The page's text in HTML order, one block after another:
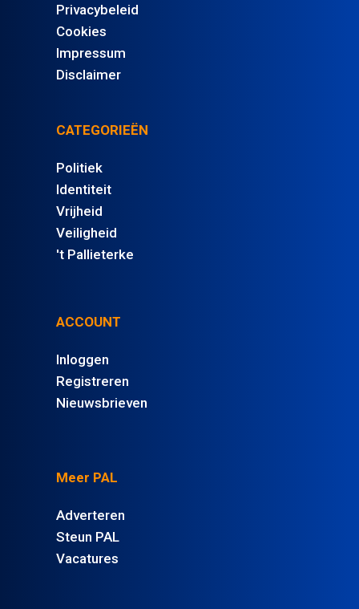
Privacybeleid
Cookies
Impressum
Disclaimer
CATEGORIEËN
Politiek
Identiteit
Vrijheid
Veiligheid
't Pallieterke
ACCOUNT
Inloggen
Registreren
Nieuwsbrieven
Meer PAL
Adverteren
Steun PAL
Vacatures